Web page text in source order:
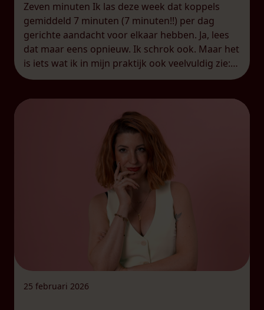
Zeven minuten Ik las deze week dat koppels
gemiddeld 7 minuten (7 minuten!!) per dag
gerichte aandacht voor elkaar hebben. Ja, lees
dat maar eens opnieuw. Ik schrok ook. Maar het
is iets wat ik in mijn praktijk ook veelvuldig zie:
koppels die een zogenaamde
25 februari 2026